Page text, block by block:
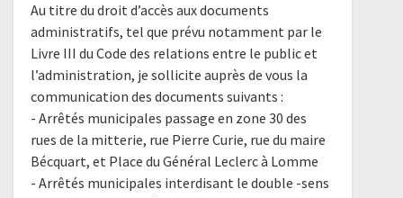
Au titre du droit d’accès aux documents
administratifs, tel que prévu notamment par le
Livre III du Code des relations entre le public et
l’administration, je sollicite auprès de vous la
communication des documents suivants :
- Arrêtés municipales passage en zone 30 des
rues de la mitterie, rue Pierre Curie, rue du maire
Bécquart, et Place du Général Leclerc à Lomme
- Arrêtés municipales interdisant le double -sens